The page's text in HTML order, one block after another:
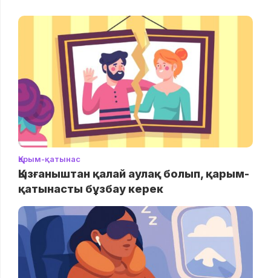
Қарым-қатынас
Қызғаныштан қалай аулақ болып, қарым-
қатынасты бұзбау керек